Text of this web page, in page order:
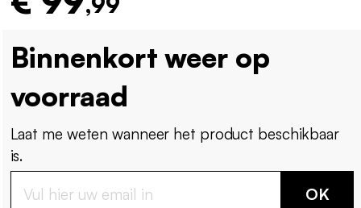
Binnenkort weer op
voorraad
Laat me weten wanneer het product beschikbaar
is.
OK